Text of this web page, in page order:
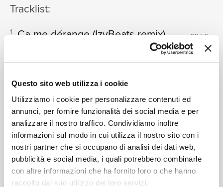
Questo sito web utilizza i cookie
Utilizziamo i cookie per personalizzare contenuti ed
annunci, per fornire funzionalità dei social media e per
analizzare il nostro traffico. Condividiamo inoltre
informazioni sul modo in cui utilizza il nostro sito con i
nostri partner che si occupano di analisi dei dati web,
pubblicità e social media, i quali potrebbero combinarle
con altre informazioni che ha fornito loro o che hanno
raccolto dal suo utilizzo dei loro servizi.
Tracklist:
1 Ça me dérange (IzyBeats remix)
02:56
2 Ça nous dérange(Kel P remix)
03:00
Remix)
02:39
Poupie, WurlD
4 Ça me dérange(Live acoustique)
02:31
Poupie
5 Ça me dérange
03:06
Poupie
RICERCA
CHI SIAMO
CONTATTI